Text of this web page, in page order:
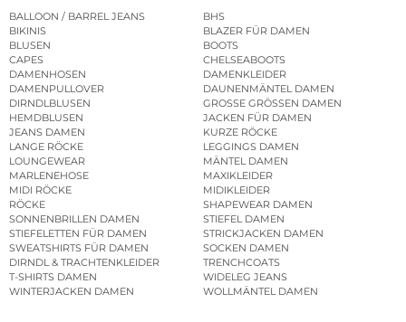
BALLOON / BARREL JEANS
BHS
BIKINIS
BLAZER FÜR DAMEN
BLUSEN
BOOTS
CAPES
CHELSEABOOTS
DAMENHOSEN
DAMENKLEIDER
DAMENPULLOVER
DAUNENMÄNTEL DAMEN
DIRNDLBLUSEN
GROSSE GRÖSSEN DAMEN
HEMDBLUSEN
JACKEN FÜR DAMEN
JEANS DAMEN
KURZE RÖCKE
LANGE RÖCKE
LEGGINGS DAMEN
LOUNGEWEAR
MÄNTEL DAMEN
MARLENEHOSE
MAXIKLEIDER
MIDI RÖCKE
MIDIKLEIDER
RÖCKE
SHAPEWEAR DAMEN
SONNENBRILLEN DAMEN
STIEFEL DAMEN
STIEFELETTEN FÜR DAMEN
STRICKJACKEN DAMEN
SWEATSHIRTS FÜR DAMEN
SOCKEN DAMEN
DIRNDL & TRACHTENKLEIDER
TRENCHCOATS
T-SHIRTS DAMEN
WIDELEG JEANS
WINTERJACKEN DAMEN
WOLLMÄNTEL DAMEN